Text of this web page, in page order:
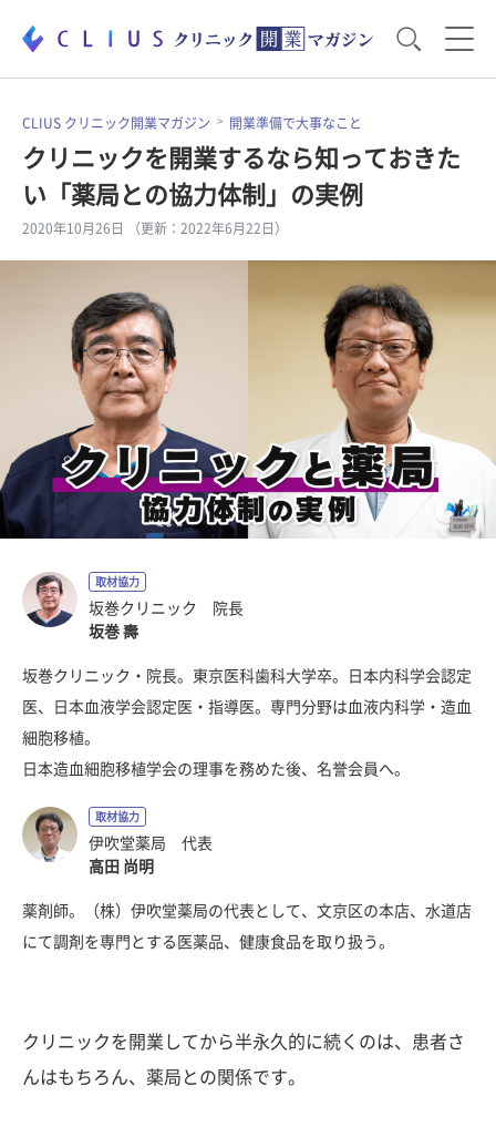
お役立ち資料 運営・経営のポイント
開業医のリアル 開業準備で大事なこと
医療機器・事務機器
集患のコツ セミナー
CLIUS クリニック開業マガジン 開業準備で大事なこと
クリニックを開業するなら知っておきた
い「薬局との協力体制」の実例
2020年10月26日 （更新：2022年6月22日）
取材協力
坂巻クリニック 院長
坂巻 壽
坂巻クリニック・院長。東京医科歯科大学卒。日本内科学会認定
医、日本血液学会認定医・指導医。専門分野は血液内科学・造血
細胞移植。
日本造血細胞移植学会の理事を務めた後、名誉会員へ。
取材協力
伊吹堂薬局 代表
高田 尚明
薬剤師。（株）伊吹堂薬局の代表として、文京区の本店、水道店
にて調剤を専門とする医薬品、健康食品を取り扱う。
クリニックを開業してから半永久的に続くのは、患者さ
んはもちろん、薬局との関係です。